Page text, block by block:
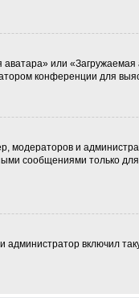
или
конференции для
модераторов и
сообщениями только для
администратор включил